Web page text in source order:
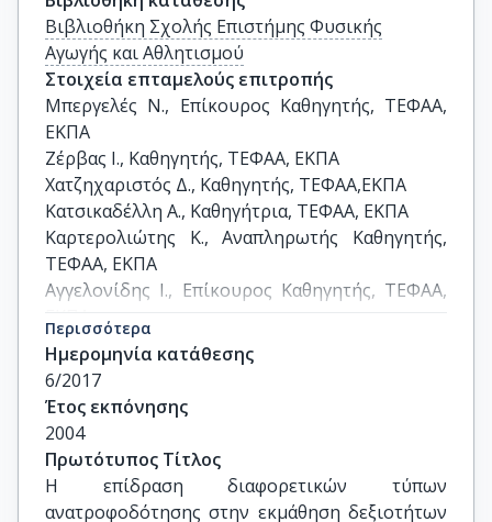
Βιβλιοθήκη Σχολής Επιστήμης Φυσικής
Αγωγής και Αθλητισμού
Στοιχεία επταμελούς επιτροπής
Μπεργελές Ν., Επίκουρος Καθηγητής, ΤΕΦΑΑ,
ΕΚΠΑ
Ζέρβας Ι., Καθηγητής, ΤΕΦΑΑ, ΕΚΠΑ
Χατζηχαριστός Δ., Καθηγητής, ΤΕΦΑΑ,ΕΚΠΑ
Κατσικαδέλλη Α., Καθηγήτρια, ΤΕΦΑΑ, ΕΚΠΑ
Καρτερολιώτης Κ., Αναπληρωτής Καθηγητής,
ΤΕΦΑΑ, ΕΚΠΑ
Αγγελονίδης Ι., Επίκουρος Καθηγητής, ΤΕΦΑΑ,
Μαλουσάρης Γ., Λέκτορας, ΤΕΦΑΑ, ΕΚΠΑ
Περισσότερα
Ημερομηνία κατάθεσης
6/2017
Έτος εκπόνησης
2004
Πρωτότυπος Τίτλος
Η επίδραση διαφορετικών τύπων
ανατροφοδότησης στην εκμάθηση δεξιοτήτων